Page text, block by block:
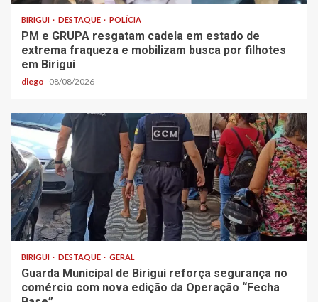
BIRIGUI DESTAQUE POLÍCIA
PM e GRUPA resgatam cadela em estado de
extrema fraqueza e mobilizam busca por filhotes
em Birigui
diego 08/08/2026
BIRIGUI DESTAQUE GERAL
Guarda Municipal de Birigui reforça segurança no
comércio com nova edição da Operação “Fecha